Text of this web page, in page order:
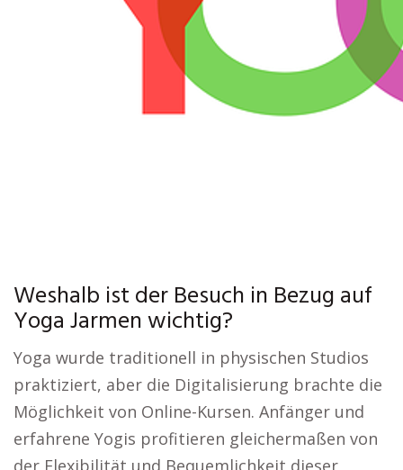
Weshalb ist der Besuch in Bezug auf
Yoga Jarmen wichtig?
Yoga wurde traditionell in physischen Studios
praktiziert, aber die Digitalisierung brachte die
Möglichkeit von Online-Kursen. Anfänger und
erfahrene Yogis profitieren gleichermaßen von
der Flexibilität und Bequemlichkeit dieser